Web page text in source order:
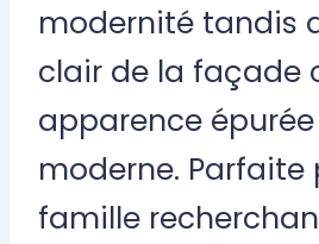
modernité tandis
clair de la façade
apparence
moderne. Parfaite
famille